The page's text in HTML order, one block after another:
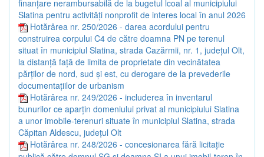
finanțare nerambursabilă de la bugetul lcoal al municipiului
Slatina pentru activități nonprofit de interes local în anul 2026
Hotărârea nr. 250/2026 - darea acordului pentru
construirea corpului C4 de către doamna PN pe terenul
situat în municipiul Slatina, strada Cazărmii, nr. 1, județul Olt,
la distanță față de limita de proprietate din vecinătatea
părților de nord, sud și est, cu derogare de la prevederile
documentațiilor de urbanism
Hotărârea nr. 249/2026 - includerea în inventarul
bunurilor ce aparțin domeniului privat al municipiului Slatina
a unor imobile-terenuri situate în municipiul Slatina, strada
Căpitan Aldescu, județul Olt
Hotărârea nr. 248/2026 - concesionarea fără licitație